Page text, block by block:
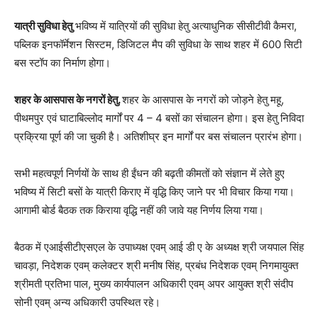
यात्री सुविधा हेतुभविष्य में यात्रियों की सुविधा हेतु अत्याधुनिक सीसीटीवी कैमरा,
पब्लिक इनफॉर्मेशन सिस्टम, डिजिटल मैप की सुविधा के साथ शहर में 600 सिटी
बस स्टॉप का निर्माण होगा।
शहर के आसपास के नगरों हेतु.शहर के आसपास के नगरों को जोड़ने हेतु महू,
पीथमपुर एवं घाटाबिल्लोद मार्गों पर 4 – 4 बसों का संचालन होगा। इस हेतु निविदा
प्रक्रिया पूर्ण की जा चुकी है। अतिशीघ्र इन मार्गों पर बस संचालन प्रारंभ होगा।
सभी महत्वपूर्ण निर्णयों के साथ ही ईंधन की बढ़ती कीमतों को संज्ञान में लेते हुए
भविष्य में सिटी बसों के यात्री किराए में वृद्धि किए जाने पर भी विचार किया गया।
आगामी बोर्ड बैठक तक किराया वृद्धि नहीं की जावे यह निर्णय लिया गया।
बैठक में एआईसीटीएसएल के उपाध्यक्ष एवम् आई डी ए के अध्यक्ष श्री जयपाल सिंह
चावड़ा, निदेशक एवम् कलेक्टर श्री मनीष सिंह, प्रबंध निदेशक एवम् निगमायुक्त
श्रीमती प्रतिभा पाल, मुख्य कार्यपालन अधिकारी एवम् अपर आयुक्त श्री संदीप
सोनी एवम् अन्य अधिकारी उपस्थित रहे।